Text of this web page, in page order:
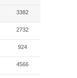
3382
2732
924
4566